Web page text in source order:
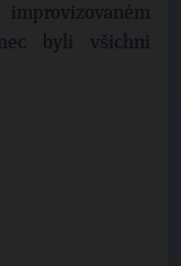
byli všichni